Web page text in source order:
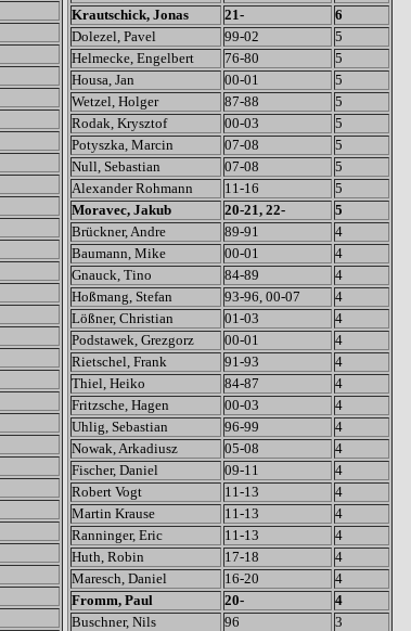
Krautschick, Jonas
21-
6
Dolezel, Pavel
99-02
5
Helmecke, Engelbert
76-80
5
Housa, Jan
00-01
5
Wetzel, Holger
87-88
5
Rodak, Krysztof
00-03
5
Potyszka, Marcin
07-08
5
Null, Sebastian
07-08
5
Alexander Rohmann
11-16
5
Moravec, Jakub
20-21, 22-
5
Brückner, Andre
89-91
4
Baumann, Mike
00-01
4
Gnauck, Tino
84-89
4
Hoßmang, Stefan
93-96, 00-07
4
Lößner, Christian
01-03
4
Podstawek, Grezgorz
00-01
4
Rietschel, Frank
91-93
4
Thiel, Heiko
84-87
4
Fritzsche, Hagen
00-03
4
Uhlig, Sebastian
96-99
4
Nowak, Arkadiusz
05-08
4
Fischer, Daniel
09-11
4
Robert Vogt
11-13
4
Martin Krause
11-13
4
Ranninger, Eric
11-13
4
Huth, Robin
17-18
4
Maresch, Daniel
16-20
4
Fromm, Paul
20-
4
Buschner, Nils
96
3